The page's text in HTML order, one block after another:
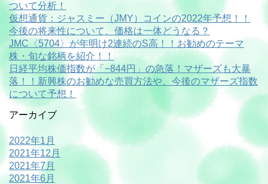
ついて分析！
仮想通貨：ジャスミー（JMY）コインの2022年予想！！
今後の将来性について、価格は一体どうなる？
JMC〈5704〉が年明け2連続のS高！！お勧めのテーマ
株・旬な銘柄を紹介！！
日経平均株価指数が「−844円」の急落！マザーズも大暴
落！！新興株のお勧めな売買方法や、今後のマザーズ指数
について予想！
アーカイブ
2022年1月
2021年12月
2021年7月
2021年6月